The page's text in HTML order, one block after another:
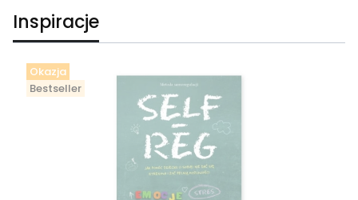
Inspiracje
Okazja
Bestseller